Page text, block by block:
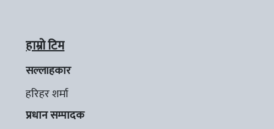
हाम्रो टिम
सल्लाहकार
हरिहर शर्मा
प्रधान सम्पादक